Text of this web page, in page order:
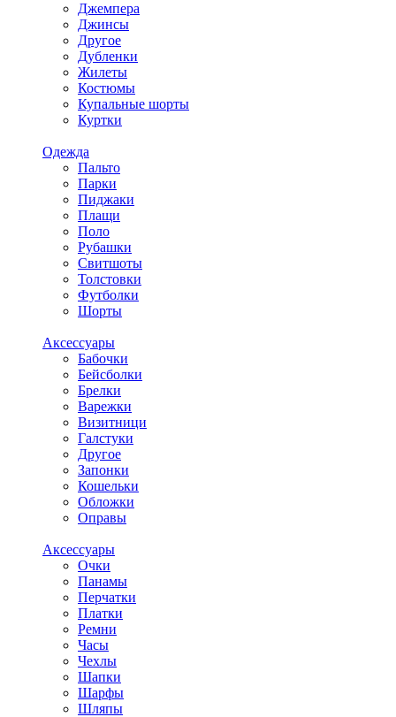
Джемпера
Джинсы
Другое
Дубленки
Жилеты
Костюмы
Купальные шорты
Куртки
Одежда
Пальто
Парки
Пиджаки
Плащи
Поло
Рубашки
Свитшоты
Толстовки
Футболки
Шорты
Аксессуары
Бабочки
Бейсболки
Брелки
Варежки
Визитници
Галстуки
Другое
Запонки
Кошельки
Обложки
Оправы
Аксессуары
Очки
Панамы
Перчатки
Платки
Ремни
Часы
Чехлы
Шапки
Шарфы
Шляпы